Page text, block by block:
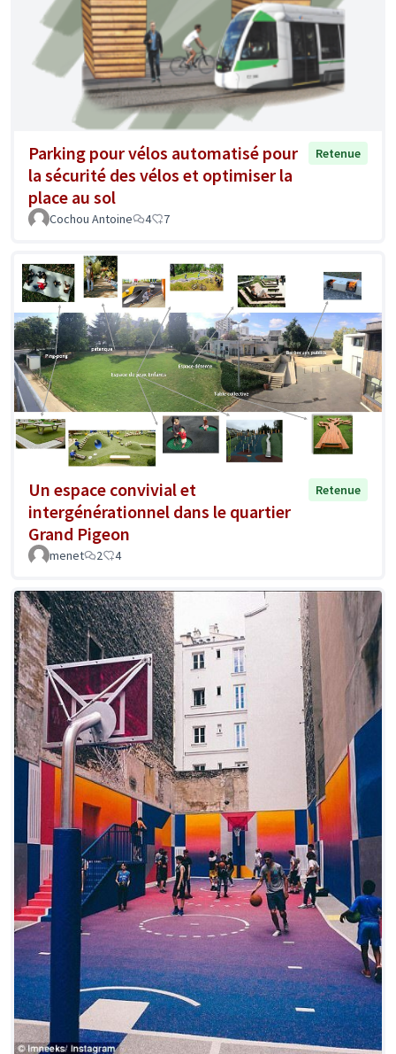
Parking pour vélos automatisé pour
la sécurité des vélos et optimiser la
place au sol
Retenue
Cochou Antoine 4 7
Un espace convivial et
intergénérationnel dans le quartier
Grand Pigeon
Retenue
menet 2 4